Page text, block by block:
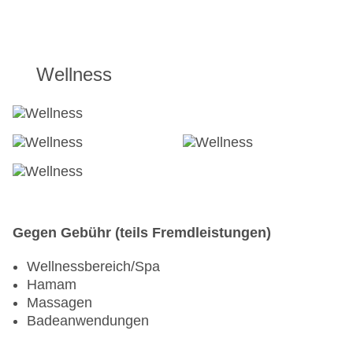
Wellness
Gegen Gebühr (teils Fremdleistungen)
Wellnessbereich/Spa
Hamam
Massagen
Badeanwendungen